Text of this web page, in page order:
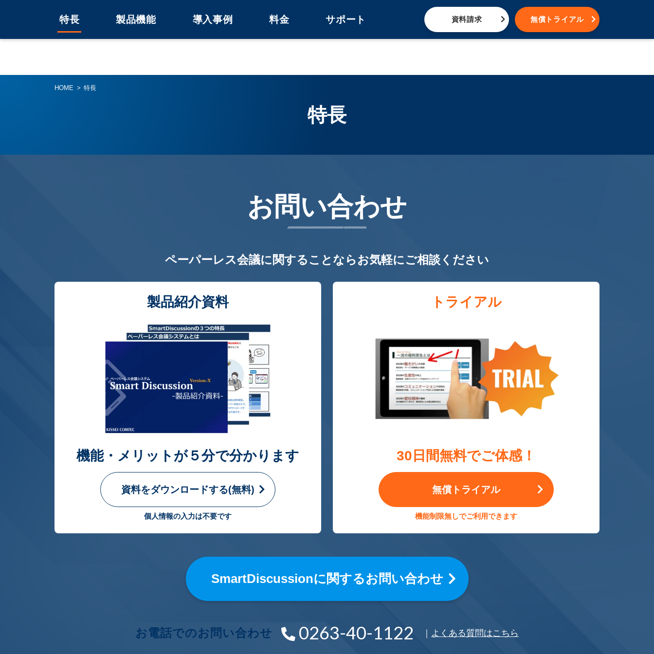
特長 製品機能 導入事例 料金 サポート 資料請求 無償トライアル
HOME 特長
特長
お問い合わせ
ペーパーレス会議に関することならお気軽にご相談ください
製品紹介資料
機能・メリットが５分で分かります
資料をダウンロードする(無料)
個人情報の入力は不要です
トライアル
30日間無料でご体感！
無償トライアル
機能制限無しでご利用できます
SmartDiscussionに関するお問い合わせ
お電話でのお問い合わせ 0263-40-1122 ｜ よくある質問はこちら